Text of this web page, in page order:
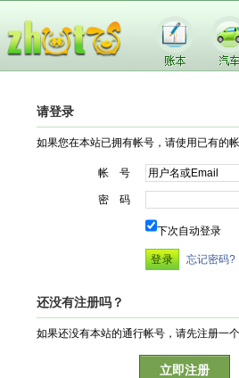
请登录
如果您在本站已拥有帐号，请使用已有的
帐 号
密 码
下次自动登录
忘记密码?
还没有注册吗？
如果还没有本站的通行帐号，请先注册一
立即注册